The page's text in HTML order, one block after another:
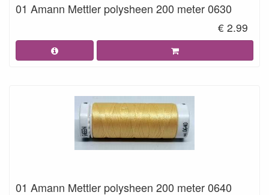
01 Amann Mettler polysheen 200 meter 0630
€ 2.99
01 Amann Mettler polysheen 200 meter 0640